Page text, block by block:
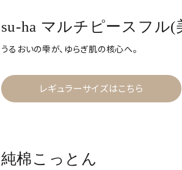
su-ha マルチピースフル(
うるおいの雫が、ゆらぎ肌の核心へ。
レギュラーサイズはこちら
純棉こっとん